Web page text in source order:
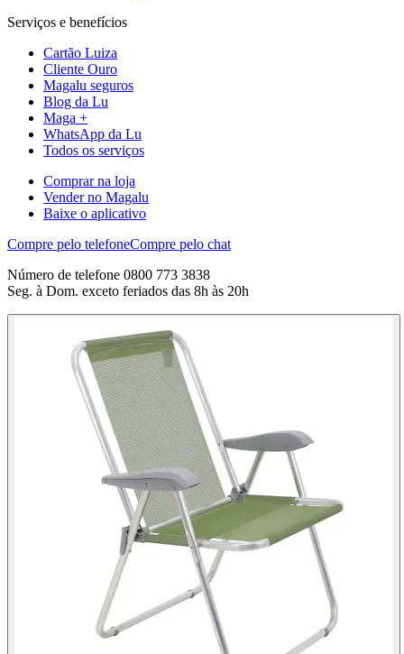
Serviços e benefícios
Cartão Luiza
Cliente Ouro
Magalu seguros
Blog da Lu
Maga +
WhatsApp da Lu
Todos os serviços
Comprar na loja
Vender no Magalu
Baixe o aplicativo
Compre pelo telefoneCompre pelo chat
Número de telefone 0800 773 3838
Seg. à Dom. exceto feriados das 8h às 20h